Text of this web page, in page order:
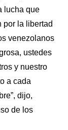
lucha que
por la libertad
venezolanos
ustedes
y nuestro
a cada
dijo,
de los